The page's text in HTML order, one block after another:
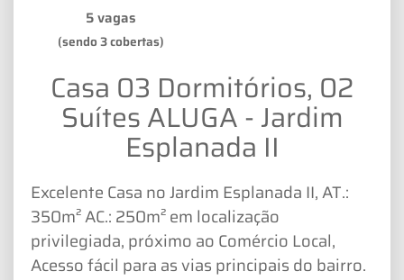
5 vagas
(sendo 3 cobertas)
Casa 03 Dormitórios, 02
Suítes ALUGA - Jardim
Esplanada II
Excelente Casa no Jardim Esplanada II, AT.:
350m² AC.: 250m² em localização
privilegiada, próximo ao Comércio Local,
Acesso fácil para as vias principais do bairro.